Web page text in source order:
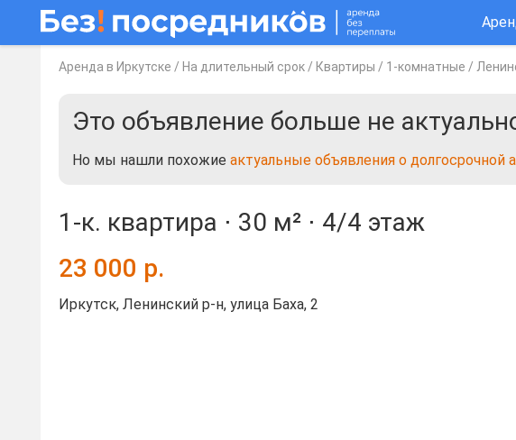
Аренда в Иркутске / На длительный срок / Квартиры / 1-комнатные /
Это объявление больше не
Но мы нашли похожие актуальные объявления о
1-к. квартира ⋅ 30 м² ⋅ 4/4 этаж
23 000 р.
Иркутск, Ленинский р-н, улица Баха, 2